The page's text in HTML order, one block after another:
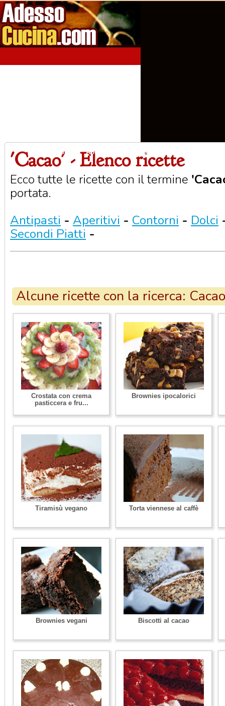
Home Aperitivi Antipasti
'Cacao' - Elenco ricette
Ecco tutte le ricette con il termine
portata.
Antipasti - Aperitivi - Contorni - Dolci
Secondi Piatti -
Alcune ricette con la ricerca: Cacao
Crostata con crema
pasticcera e fru...
Brownies ipocalorici
Tiramisù vegano Torta viennese al caffè
Brownies vegani Biscotti al cacao